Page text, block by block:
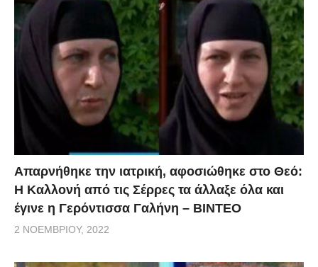
Απαρνήθηκε την ιατρική, αφοσιώθηκε στο Θεό:
Η Καλλονή από τις Σέρρες τα άλλαξε όλα και
έγινε η Γερόντισσα Γαλήνη – ΒΙΝΤΕΟ
2 ΝΟΕΜΒΡΊΟΥ, 2022